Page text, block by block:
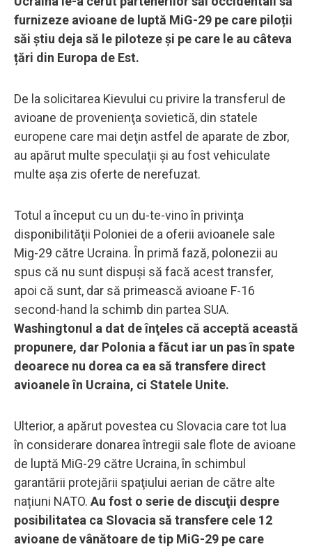
furnizeze avioane de luptă MiG-29 pe care piloții
săi știu deja să le piloteze și pe care le au câteva
țări din Europa de Est.
De la solicitarea Kievului cu privire la transferul de
avioane de provenienţa sovietică, din statele
europene care mai deţin astfel de aparate de zbor,
au apărut multe speculaţii şi au fost vehiculate
multe aşa zis oferte de nerefuzat.
Totul a început cu un du-te-vino în privinţa
disponibilităţii Poloniei de a oferii avioanele sale
Mig-29 către Ucraina. În primă fază, polonezii au
spus că nu sunt dispuşi să facă acest transfer,
apoi că sunt, dar să primească avioane F-16
second-hand la schimb din partea SUA.
Washingtonul a dat de înţeles că acceptă această
propunere, dar Polonia a făcut iar un pas în spate
deoarece nu dorea ca ea să transfere direct
avioanele în Ucraina, ci Statele Unite.
Ulterior, a apărut povestea cu Slovacia care tot lua
în considerare donarea întregii sale flote de avioane
de luptă MiG-29 către Ucraina, în schimbul
garantării protejării spaţiului aerian de către alte
națiuni NATO. Au fost o serie de discuţii despre
posibilitatea ca Slovacia să transfere cele 12
avioane de vânătoare de tip MiG-29 pe care